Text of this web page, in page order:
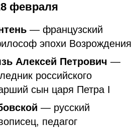
февраля
— французский
эпохи Возрождения
Алексей Петрович —
российского
сын царя Петра I
— русский
педагог